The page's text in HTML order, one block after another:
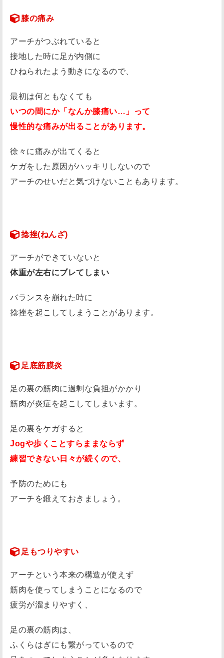
膝の痛み
アーチがつぶれていると
接地した時に足が内側に
ひねられたよう動きになるので、
最初は何ともなくても
いつの間にか「なんか膝痛い…」って
慢性的な痛みが出ることがあります。
徐々に痛みが出てくると
ケガをした原因がハッキリしないので
アーチのせいだと気づけないこともあります。
捻挫(ねんざ)
アーチができていないと
体重が左右にブレてしまい
バランスを崩れた時に
捻挫を起こしてしまうことがあります。
足底筋膜炎
足の裏の筋肉に過剰な負担がかかり
筋肉が炎症を起こしてしまいます。
足の裏をケガすると
Jogや歩くことすらままならず
練習できない日々が続くので、
予防のためにも
アーチを鍛えておきましょう。
足もつりやすい
アーチという本来の構造が使えず
筋肉を使ってしまうことになるので
疲労が溜まりやすく、
足の裏の筋肉は、
ふくらはぎにも繋がっているので